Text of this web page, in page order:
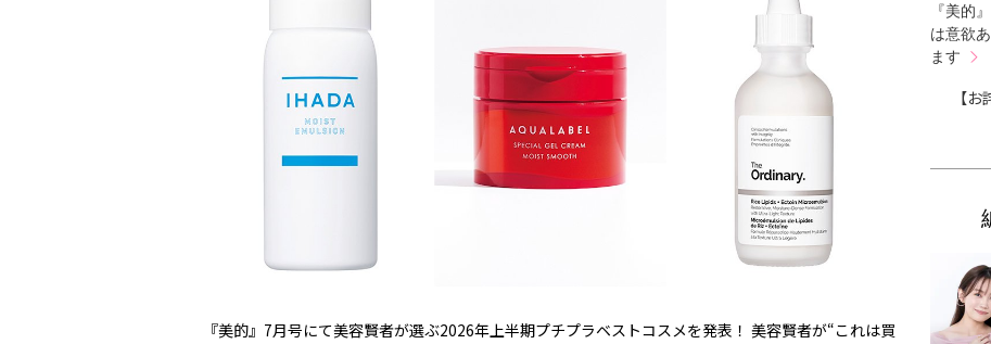
『美的』7月号にて美容賢者が選ぶ2026年上半期プチプラベストコスメを発表！ 美容賢者が“これは買
『美的
は意欲
ます
【